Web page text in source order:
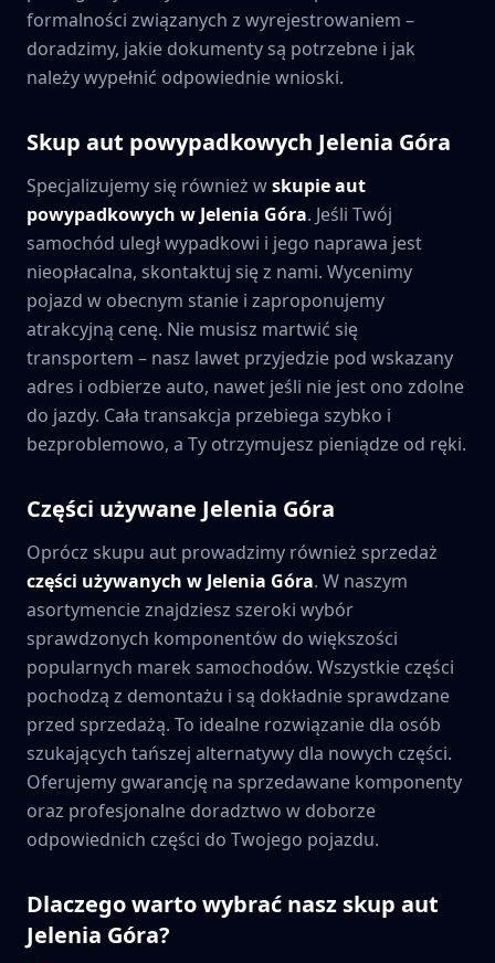
formalności związanych z wyrejestrowaniem –
doradzimy, jakie dokumenty są potrzebne i jak
należy wypełnić odpowiednie wnioski.
Skup aut powypadkowych Jelenia Góra
Specjalizujemy się również wskupie aut
powypadkowych w Jelenia Góra. Jeśli Twój
samochód uległ wypadkowi i jego naprawa jest
nieopłacalna, skontaktuj się z nami. Wycenimy
pojazd w obecnym stanie i zaproponujemy
atrakcyjną cenę. Nie musisz martwić się
transportem – nasz lawet przyjedzie pod wskazany
adres i odbierze auto, nawet jeśli nie jest ono zdolne
do jazdy. Cała transakcja przebiega szybko i
bezproblemowo, a Ty otrzymujesz pieniądze od ręki.
Części używane Jelenia Góra
Oprócz skupu aut prowadzimy również sprzedaż
części używanych w Jelenia Góra. W naszym
asortymencie znajdziesz szeroki wybór
sprawdzonych komponentów do większości
popularnych marek samochodów. Wszystkie części
pochodzą z demontażu i są dokładnie sprawdzane
przed sprzedażą. To idealne rozwiązanie dla osób
szukających tańszej alternatywy dla nowych części.
Oferujemy gwarancję na sprzedawane komponenty
oraz profesjonalne doradztwo w doborze
odpowiednich części do Twojego pojazdu.
Dlaczego warto wybrać nasz skup aut
Jelenia Góra?